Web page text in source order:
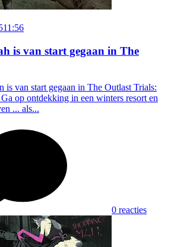
11:56
is van start gegaan in The
is van start gegaan in The Outlast Trials:
op ontdekking in een winters resort en
... als...
0 reacties